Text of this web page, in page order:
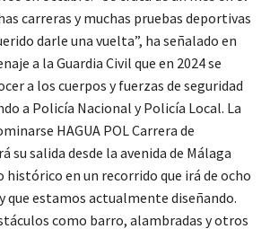
carreras y muchas pruebas deportivas
darle una vuelta”, ha señalado en
a la Guardia Civil que en 2024 se
a los cuerpos y fuerzas de seguridad
a Policía Nacional y Policía Local. La
HAGUA POL Carrera de
su salida desde la avenida de Málaga
histórico en un recorrido que irá de ocho
que estamos actualmente diseñando.
como barro, alambradas y otros